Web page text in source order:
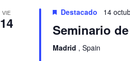
VIE
14
Destacado 14
Seminario
Madrid , Spain